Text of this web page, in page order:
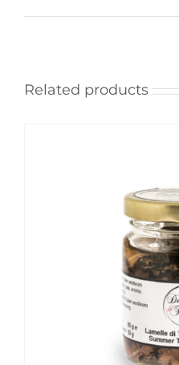
Related products